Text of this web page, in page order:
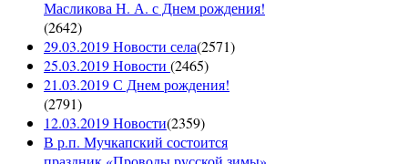
Масликова Н. А. с Днем рождения!
(2642)
29.03.2019 Новости села(2571)
25.03.2019 Новости (2465)
21.03.2019 С Днем рождения!
(2791)
12.03.2019 Новости(2359)
В р.п. Мучкапский состоится